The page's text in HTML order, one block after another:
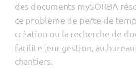
des documents mySORBA
ce problème de perte de
création ou la recherche de
facilite leur gestion, au
chantiers.